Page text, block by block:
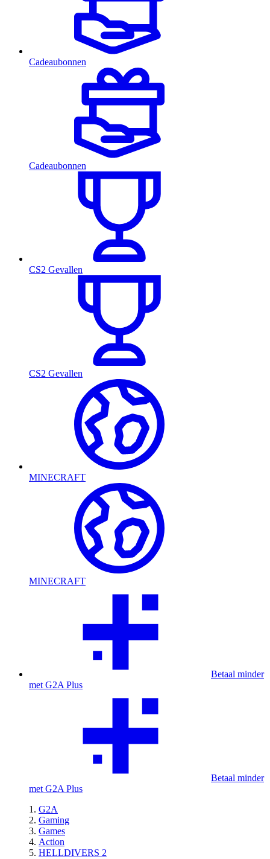
Cadeaubonnen
Cadeaubonnen
CS2 Gevallen
CS2 Gevallen
MINECRAFT
MINECRAFT
Betaal minder
met G2A Plus
Betaal minder
met G2A Plus
G2A
Gaming
Games
Action
HELLDIVERS 2